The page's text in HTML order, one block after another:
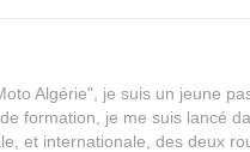
Algérie", je suis un jeune
formation, je me suis lancé
et internationale, des deux